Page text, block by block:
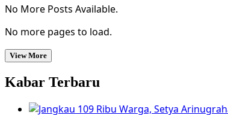
No More Posts Available.
No more pages to load.
View More
Kabar Terbaru